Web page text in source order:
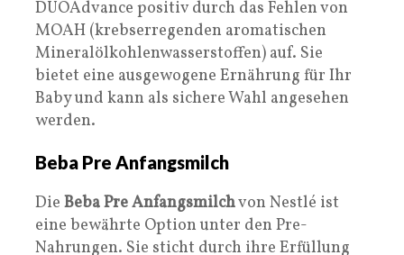
DUOAdvance positiv durch das Fehlen von
MOAH (krebserregenden aromatischen
Mineralölkohlenwasserstoffen) auf. Sie
bietet eine ausgewogene Ernährung für Ihr
Baby und kann als sichere Wahl angesehen
werden.
Beba Pre Anfangsmilch
Die Beba Pre Anfangsmilchvon Nestlé ist
eine bewährte Option unter den Pre-
Nahrungen. Sie sticht durch ihre Erfüllung